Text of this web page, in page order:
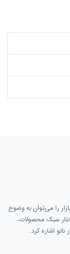
را می‌توان به وضوح
سبک محصولات،
اشاره کرد.